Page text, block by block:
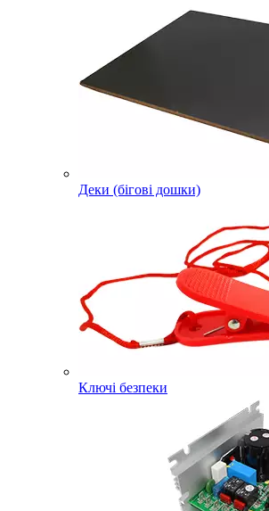
Деки (бігові дошки)
Ключі безпеки